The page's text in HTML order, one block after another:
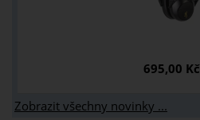
695,00 Kč
Zobrazit všechny novinky ...